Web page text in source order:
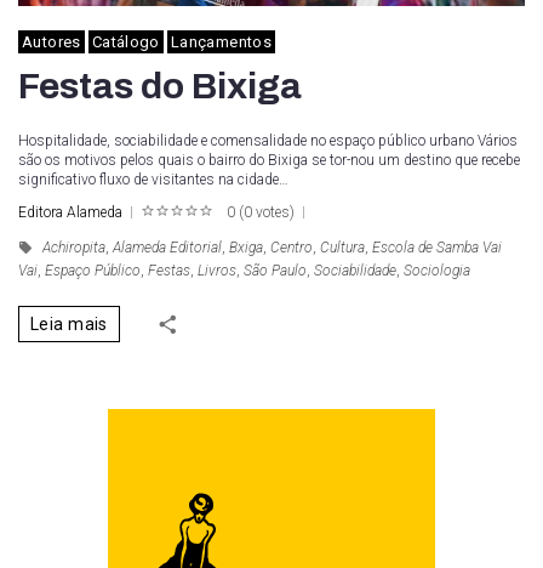
Autores Catálogo Lançamentos
Festas do Bixiga
Hospitalidade, sociabilidade e comensalidade no espaço público urbano Vários
são os motivos pelos quais o bairro do Bixiga se tor-nou um destino que recebe
significativo fluxo de visitantes na cidade…
Editora Alameda
0 (0 votes)
Achiropita Alameda Editorial Bxiga Centro Cultura Escola de Samba Vai
Vai Espaço Público Festas Livros São Paulo Sociabilidade Sociologia
Leia mais